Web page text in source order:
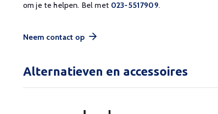
om je te helpen. Bel met 023-5517909.
Neem contact op
Alternatieven en accessoires